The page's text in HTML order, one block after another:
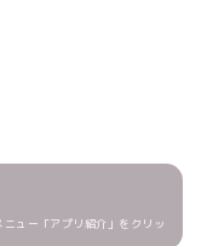
ュー「アプリ紹介」をクリッ